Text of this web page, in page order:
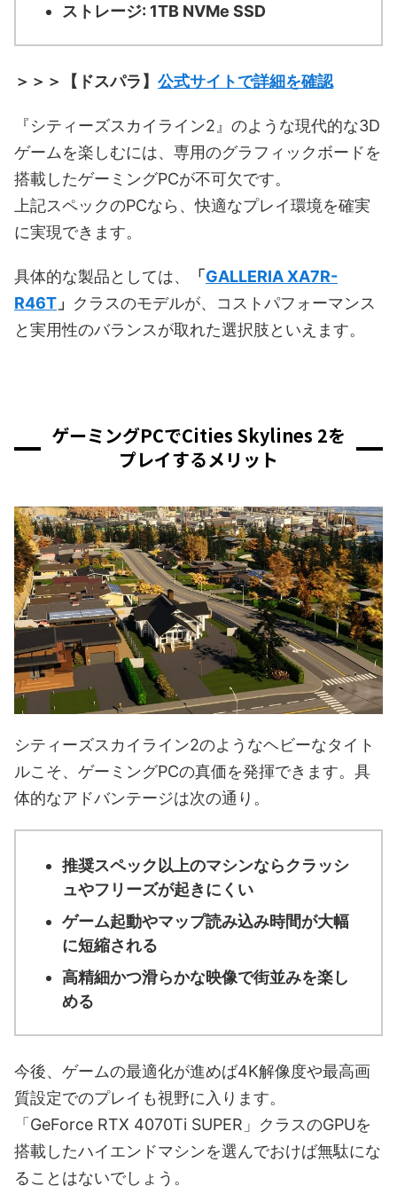
ストレージ: 1TB NVMe SSD
＞＞＞【ドスパラ】 公式サイトで詳細を確認
『シティーズスカイライン2』のような現代的な3D
ゲームを楽しむには、専用のグラフィックボードを
搭載したゲーミングPCが不可欠です。
上記スペックのPCなら、快適なプレイ環境を確実
に実現できます。
具体的な製品としては、 「 GALLERIA XA7R-
R46T 」 クラスのモデルが、コストパフォーマンス
と実用性のバランスが取れた選択肢といえます。
ゲーミングPCでCities Skylines 2を
プレイするメリット
シティーズスカイライン2のようなヘビーなタイト
ルこそ、ゲーミングPCの真価を発揮できます。具
体的なアドバンテージは次の通り。
推奨スペック以上のマシンならクラッシ
ュやフリーズが起きにくい
ゲーム起動やマップ読み込み時間が大幅
に短縮される
高精細かつ滑らかな映像で街並みを楽し
める
今後、ゲームの最適化が進めば4K解像度や最高画
質設定でのプレイも視野に入ります。
「GeForce RTX 4070Ti SUPER」クラスのGPUを
搭載したハイエンドマシンを選んでおけば無駄にな
ることはないでしょう。